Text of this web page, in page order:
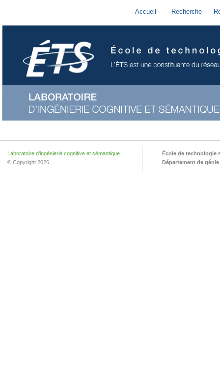
Accueil Recherche
Laboratoire d'ingénierie cognitive et sémantique
© Copyright 2026
École de technologie
Département de